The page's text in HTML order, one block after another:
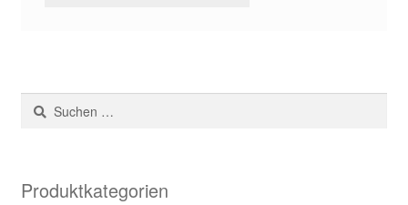
Suchen
nach:
Produktkategorien